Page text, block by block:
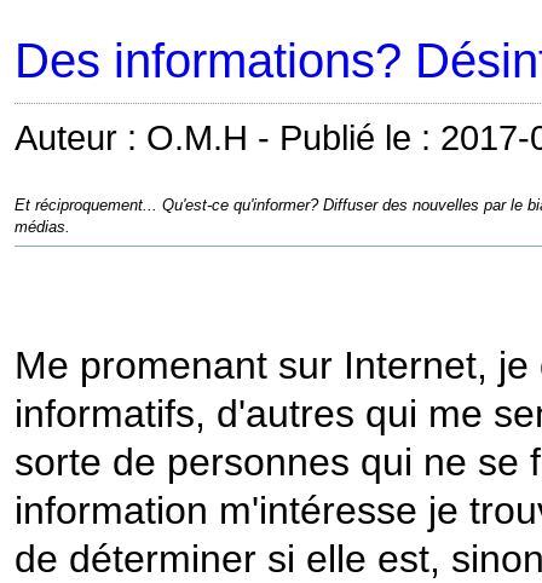
Des informations?
Auteur : O.M.H - Publié le :
Et réciproquement... Qu'est-ce qu'informer? Diffuser des nouvelles par le
médias.
Me promenant sur Internet,
informatifs, d'autres qui me
sorte de personnes qui ne se
information m'intéresse je
de déterminer si elle est,